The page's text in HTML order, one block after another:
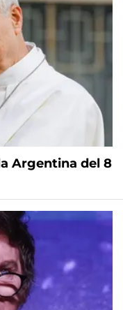
Argentina del 8